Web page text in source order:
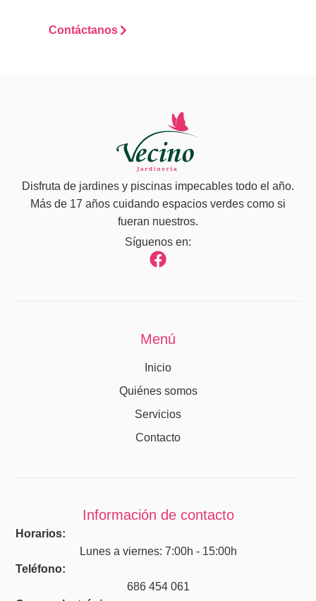
Contáctanos
Disfruta de jardines y piscinas impecables todo el año.
Más de 17 años cuidando espacios verdes como si
fueran nuestros.
Síguenos en:
Menú
Inicio
Quiénes somos
Servicios
Contacto
Información de contacto
Horarios:
Lunes a viernes: 7:00h - 15:00h
Teléfono:
686 454 061